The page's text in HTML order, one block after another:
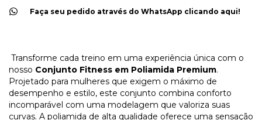
Faça seu pedido através do WhatsApp clicando aqui!
Transforme cada treino em uma experiência única com o
nosso Conjunto Fitness em Poliamida Premium.
Projetado para mulheres que exigem o máximo de
desempenho e estilo, este conjunto combina conforto
incomparável com uma modelagem que valoriza suas
curvas. A poliamida de alta qualidade oferece uma sensação